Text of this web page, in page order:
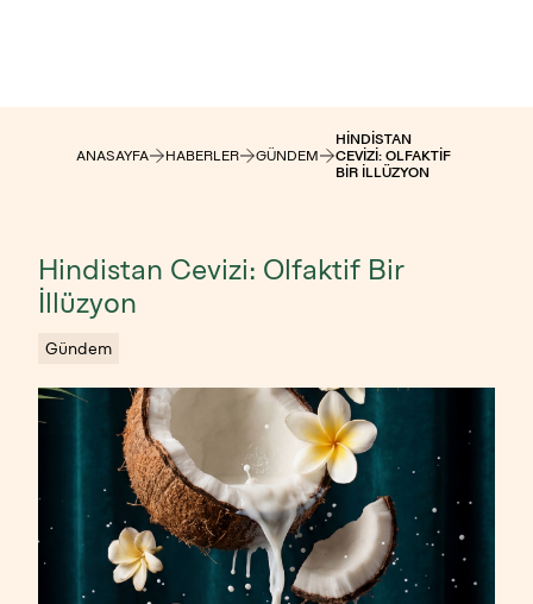
ANASAYFA HABERLER GÜNDEM
HINDISTAN
CEVIZI: OLFAKTIF
BIR İLLÜZYON
Hindistan Cevizi: Olfaktif Bir
İllüzyon
Gündem